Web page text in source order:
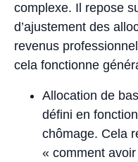
complexe. Il repose
d’ajustement des
revenus
cela fonctionne
Allocation de
défini en
chômage. Cela
« comment